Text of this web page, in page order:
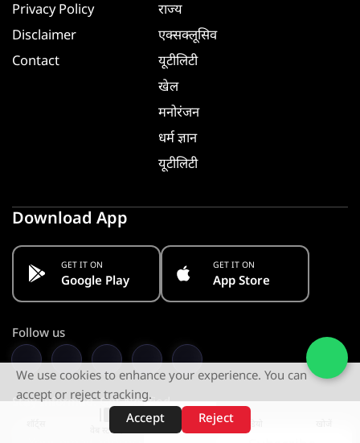
वेब स्टोरीज़
Privacy Policy
Disclaimer
Contact
राज्य
एक्सक्लूसिव
यूटीलिटी
खेल
मनोरंजन
धर्म ज्ञान
यूटीलिटी
Download App
GET IT ON
Google Play
GET IT ON
App Store
Follow us
Stay Informed. Get Notified
We use cookies to enhance your experience. You can
accept or reject tracking.
Accept
Reject